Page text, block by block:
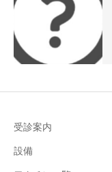
受診案内
設備